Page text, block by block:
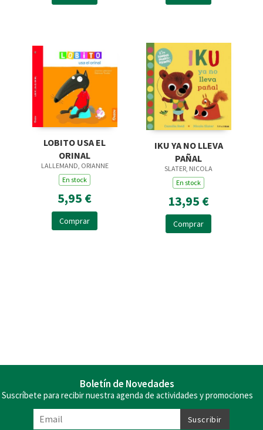
LOBITO USA EL
ORINAL
LALLEMAND, ORIANNE
En stock
5,95 €
Comprar
IKU YA NO LLEVA
PAÑAL
SLATER, NICOLA
En stock
13,95 €
Comprar
Boletín de Novedades
Suscríbete para recibir nuestra agenda de actividades y promociones